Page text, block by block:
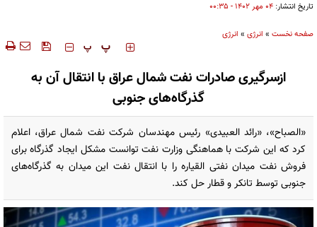
تاریخ انتشار: ۰۴ مهر ۱۴۰۲ - ۰۰:۳۵
صفحه نخست » انرژی » انرژی
‍‍‍ پ پ
ازسرگیری صادرات نفت شمال عراق با انتقال آن به
گذرگاه‌های جنوبی
«الصباح»، «رائد العبیدی» رئیس مهندسان شرکت نفت شمال عراق، اعلام
کرد که این شرکت با هماهنگی وزارت نفت توانست مشکل ایجاد گذرگاه برای
فروش نفت میدان نفتی القیاره را با انتقال نفت این میدان به گذرگاه‌های
جنوبی توسط تانکر و قطار حل کند.